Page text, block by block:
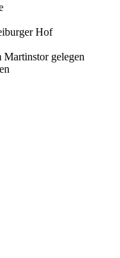
Hof
gelegen